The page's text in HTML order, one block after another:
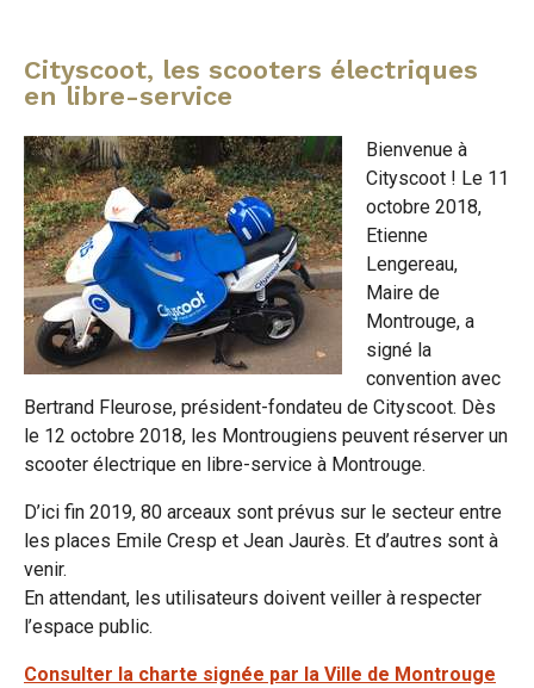
Cityscoot, les scooters électriques
en libre-service
Bienvenue à
Cityscoot ! Le 11
octobre 2018,
Etienne
Lengereau,
Maire de
Montrouge, a
signé la
convention avec
Bertrand Fleurose, président-fondateu de Cityscoot. Dès
le 12 octobre 2018, les Montrougiens peuvent réserver un
scooter électrique en libre-service à Montrouge.
D’ici fin 2019, 80 arceaux sont prévus sur le secteur entre
les places Emile Cresp et Jean Jaurès. Et d’autres sont à
venir.
En attendant, les utilisateurs doivent veiller à respecter
l’espace public.
Consulter la charte signée par la Ville de Montrouge